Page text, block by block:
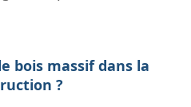
bois massif dans la
?